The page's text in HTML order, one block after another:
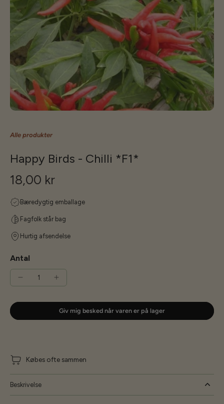
Alle produkter
Happy Birds - Chilli *F1*
18,00 kr
Bæredygtig emballage
Fagfolk står bag
Hurtig afsendelse
Antal
Giv mig besked når varen er på lager
Købes ofte sammen
Beskrivelse